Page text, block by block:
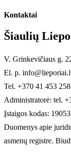
Kontaktai
Šiaulių
V. Grinkevičiaus g.
El. p.
Tel. +370 41 453 258
Administratorė: tel.
Įstaigos kodas:
Duomenys apie
asmenų registre.